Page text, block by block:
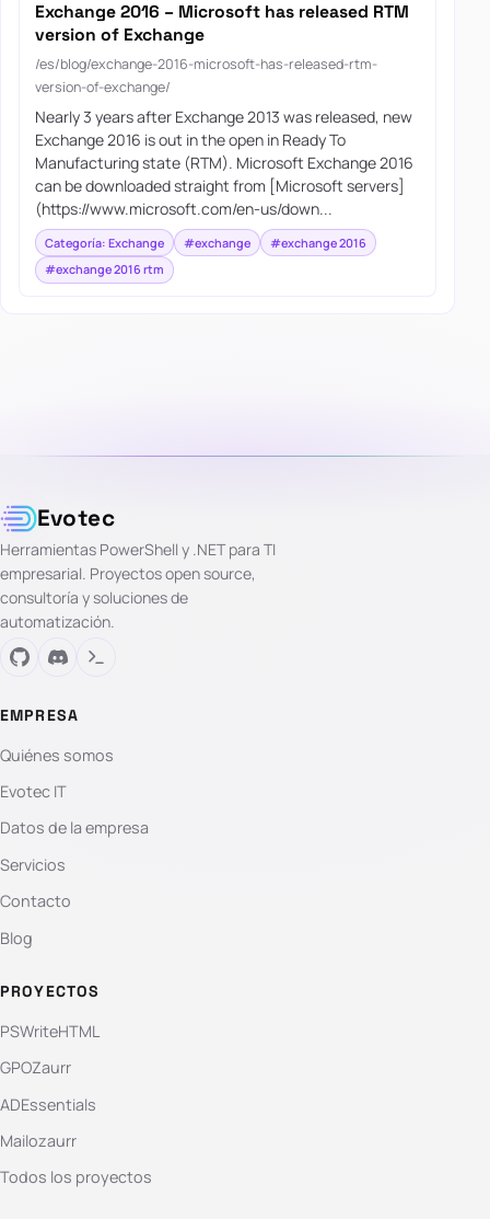
Exchange 2016 – Microsoft has released RTM
version of Exchange
/es/blog/exchange-2016-microsoft-has-released-rtm-
version-of-exchange/
Nearly 3 years after Exchange 2013 was released, new
Exchange 2016 is out in the open in Ready To
Manufacturing state (RTM). Microsoft Exchange 2016
can be downloaded straight from [Microsoft servers]
(https://www.microsoft.com/en-us/down...
Categoría: Exchange #exchange
#exchange 2016
#exchange 2016 rtm
Evotec
Herramientas PowerShell y .NET para TI
empresarial. Proyectos open source,
consultoría y soluciones de
automatización.
EMPRESA
Quiénes somos
Evotec IT
Datos de la empresa
Servicios
Contacto
Blog
PROYECTOS
PSWriteHTML
GPOZaurr
ADEssentials
Mailozaurr
Todos los proyectos